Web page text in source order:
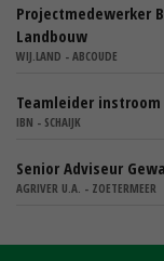
Projectmedewerker
Landbouw
WIJ.LAND - ABCOUDE
Teamleider
IBN - SCHAIJK
Senior Adviseur
AGRIVER U.A. - ZOETERMEER